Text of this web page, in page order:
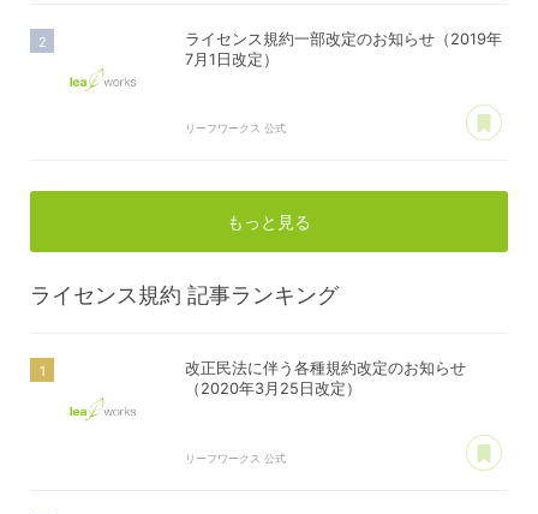
ライセンス規約一部改定のお知らせ（2019年
7月1日改定）
リーフワークス 公式
もっと見る
ライセンス規約 記事ランキング
改正民法に伴う各種規約改定のお知らせ
（2020年3月25日改定）
リーフワークス 公式